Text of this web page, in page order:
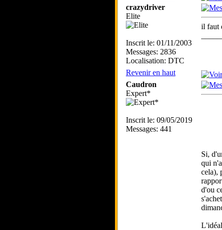
crazydriver
Elite
Inscrit le: 01/11/2003
Messages: 2836
Localisation: DTC
il faut
Revenir en haut
Caudron
Expert*
Inscrit le: 09/05/2019
Messages: 441
Si,
qui
cela),
d'ou